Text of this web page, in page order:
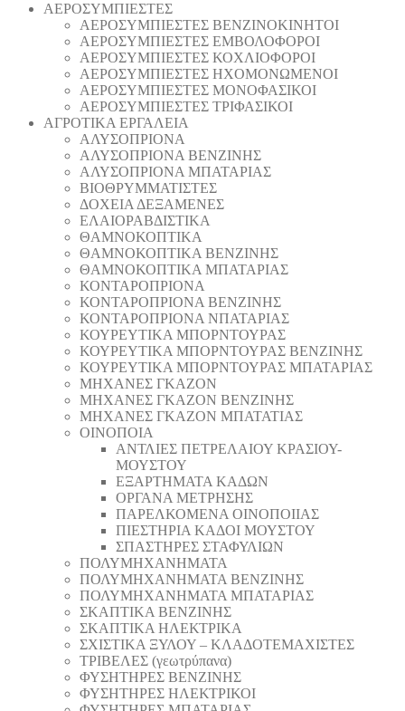
AEΡΟΣΥΜΠΙΕΣΤΕΣ
AEΡΟΣΥΜΠΙΕΣΤΕΣ ΒΕΝΖΙΝΟΚΙΝΗΤΟΙ
AEΡΟΣΥΜΠΙΕΣΤΕΣ ΕΜΒΟΛΟΦΟΡΟΙ
AEΡΟΣΥΜΠΙΕΣΤΕΣ ΚΟΧΛΙΟΦΟΡΟΙ
ΑΕΡΟΣΥΜΠΙΕΣΤΕΣ ΗΧΟΜΟΝΩΜΕΝΟΙ
ΑΕΡΟΣΥΜΠΙΕΣΤΕΣ ΜΟΝΟΦΑΣΙΚΟΙ
ΑΕΡΟΣΥΜΠΙΕΣΤΕΣ ΤΡΙΦΑΣΙΚΟΙ
ΑΓΡΟΤΙΚΑ ΕΡΓΑΛΕΙΑ
AΛΥΣΟΠΡΙΟΝΑ
AΛΥΣΟΠΡΙΟΝΑ ΒΕΝΖΙΝΗΣ
AΛΥΣΟΠΡΙΟΝΑ ΜΠΑΤΑΡΙΑΣ
ΒΙΟΘΡΥΜΜΑΤΙΣΤΕΣ
ΔΟΧΕΙΑ ΔΕΞΑΜΕΝΕΣ
ΕΛΑΙΟΡΑΒΔΙΣΤΙΚΑ
ΘAΜΝΟΚΟΠΤΙΚΑ
ΘAΜΝΟΚΟΠΤΙΚΑ ΒΕΝΖΙΝΗΣ
ΘAΜΝΟΚΟΠΤΙΚΑ ΜΠΑΤΑΡΙΑΣ
ΚΟΝΤΑΡΟΠΡΙΟΝΑ
ΚΟΝΤΑΡΟΠΡΙΟΝΑ ΒΕΝΖΙΝΗΣ
ΚΟΝΤΑΡΟΠΡΙΟΝΑ ΝΠΑΤΑΡΙΑΣ
ΚΟΥΡΕΥΤΙΚΑ ΜΠΟΡΝΤΟΥΡΑΣ
ΚΟΥΡΕΥΤΙΚΑ ΜΠΟΡΝΤΟΥΡΑΣ ΒΕΝΖΙΝΗΣ
ΚΟΥΡΕΥΤΙΚΑ ΜΠΟΡΝΤΟΥΡΑΣ ΜΠΑΤΑΡΙΑΣ
ΜΗΧΑΝΕΣ ΓΚΑΖΟΝ
ΜΗΧΑΝΕΣ ΓΚΑΖΟΝ ΒΕΝΖΙΝΗΣ
ΜΗΧΑΝΕΣ ΓΚΑΖΟΝ ΜΠΑΤΑΤΙΑΣ
ΟΙΝΟΠΟΙΑ
ΑΝΤΛΙΕΣ ΠΕΤΡΕΛΑΙΟΥ ΚΡΑΣΙΟΥ-
ΜΟΥΣΤΟΥ
ΕΞΑΡΤΗΜΑΤΑ ΚΑΔΩΝ
ΟΡΓΑΝΑ ΜΕΤΡΗΣΗΣ
ΠΑΡΕΛΚΟΜΕΝΑ ΟΙΝΟΠΟΙΙΑΣ
ΠΙΕΣΤΗΡΙΑ ΚΑΔΟΙ ΜΟΥΣΤΟΥ
ΣΠΑΣΤΗΡΕΣ ΣΤΑΦΥΛΙΩΝ
ΠΟΛΥΜΗΧΑΝΗΜΑΤΑ
ΠΟΛΥΜΗΧΑΝΗΜΑΤΑ ΒΕΝΖΙΝΗΣ
ΠΟΛΥΜΗΧΑΝΗΜΑΤΑ ΜΠΑΤΑΡΙΑΣ
ΣΚΑΠΤΙΚΑ ΒΕΝΖΙΝΗΣ
ΣΚΑΠΤΙΚΑ ΗΛΕΚΤΡΙΚΑ
ΣΧΙΣΤΙΚΑ ΞΥΛΟΥ – ΚΛΑΔΟΤΕΜΑΧΙΣΤΕΣ
ΤΡΙΒΕΛΕΣ (γεωτρύπανα)
ΦΥΣΗΤΗΡΕΣ ΒΕΝΖΙΝΗΣ
ΦΥΣΗΤΗΡΕΣ ΗΛΕΚΤΡΙΚΟΙ